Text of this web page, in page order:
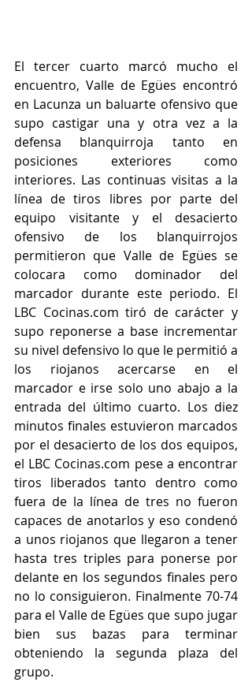
El tercer cuarto marcó mucho el
encuentro, Valle de Egües encontró
en Lacunza un baluarte ofensivo que
supo castigar una y otra vez a la
defensa blanquirroja tanto en
posiciones exteriores como
interiores. Las continuas visitas a la
línea de tiros libres por parte del
equipo visitante y el desacierto
ofensivo de los blanquirrojos
permitieron que Valle de Egües se
colocara como dominador del
marcador durante este periodo. El
LBC Cocinas.com tiró de carácter y
supo reponerse a base incrementar
su nivel defensivo lo que le permitió a
los riojanos acercarse en el
marcador e irse solo uno abajo a la
entrada del último cuarto. Los diez
minutos finales estuvieron marcados
por el desacierto de los dos equipos,
el LBC Cocinas.com pese a encontrar
tiros liberados tanto dentro como
fuera de la línea de tres no fueron
capaces de anotarlos y eso condenó
a unos riojanos que llegaron a tener
hasta tres triples para ponerse por
delante en los segundos finales pero
no lo consiguieron. Finalmente 70-74
para el Valle de Egües que supo jugar
bien sus bazas para terminar
obteniendo la segunda plaza del
grupo.